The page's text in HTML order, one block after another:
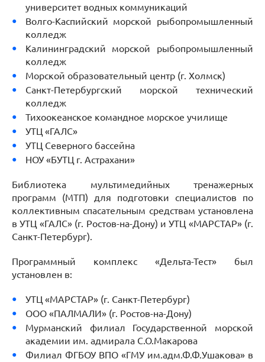
университет водных коммуникаций
Волго-Каспийский морской рыбопромышленный
колледж
Калининградский морской рыбопромышленный
колледж
Морской образовательный центр (г. Холмск)
Санкт-Петербургский морской технический
колледж
Тихоокеанское командное морское училище
УТЦ «ГАЛС»
УТЦ Северного бассейна
НОУ «БУТЦ г. Астрахани»
Библиотека мультимедийных тренажерных
программ (МТП) для подготовки специалистов по
коллективным спасательным средствам установлена
в УТЦ «ГАЛС» (г. Ростов-на-Дону) и УТЦ «МАРСТАР» (г.
Санкт-Петербург).
Программный комплекс «Дельта-Тест» был
установлен в:
УТЦ «МАРСТАР» (г. Санкт-Петербург)
ООО «ПАЛМАЛИ» (г. Ростов-на-Дону)
Мурманский филиал Государственной морской
академии им. адмирала С.О.Макарова
Филиал ФГБОУ ВПО «ГМУ им.адм.Ф.Ф.Ушакова» в